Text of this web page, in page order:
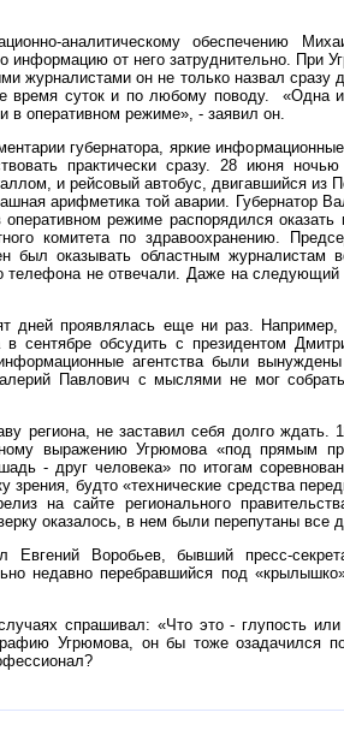
аналитическому обеспечению
от него затруднительно. При
журналистами он не только назвал
время суток и по любому поводу. «Одна
в оперативном режиме», - заявил он.
губернатора, яркие
практически сразу. 28 июня
и рейсовый автобус, двигавшийся из
арифметика той аварии. Губернатор
режиме распорядился
комитета по здравоохранению.
был оказывать областным
не отвечали. Даже на следующий
дней проявлялась еще ни раз. Например,
сентябре обсудить с президентом
агентства были
Павлович с мыслями не мог
региона, не заставил себя долго
выражению Угрюмова «под прямым
- друг человека» по итогам
будто «технические средства
на сайте регионального
оказалось, в нем были перепутаны все
Воробьев, бывший пресс-
недавно перебравшийся под
спрашивал: «Что это - глупость
Угрюмова, он бы тоже озадачился